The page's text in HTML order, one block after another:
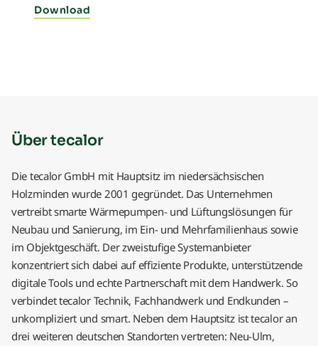
Download
Über tecalor
Die tecalor GmbH mit Hauptsitz im niedersächsischen
Holzminden wurde 2001 gegründet. Das Unternehmen
vertreibt smarte Wärmepumpen- und Lüftungslösungen für
Neubau und Sanierung, im Ein- und Mehrfamilienhaus sowie
im Objektgeschäft. Der zweistufige Systemanbieter
konzentriert sich dabei auf effiziente Produkte, unterstützende
digitale Tools und echte Partnerschaft mit dem Handwerk. So
verbindet tecalor Technik, Fachhandwerk und Endkunden –
unkompliziert und smart. Neben dem Hauptsitz ist tecalor an
drei weiteren deutschen Standorten vertreten: Neu-Ulm,